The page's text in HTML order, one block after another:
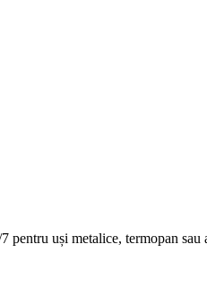
uși metalice, termopan